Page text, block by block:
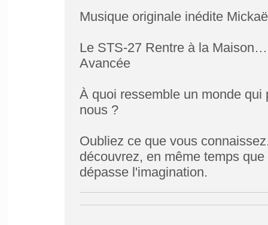
Musique originale inédite
Le STS-27 Rentre à la
Avancée
À quoi ressemble un monde
nous ?
Oubliez ce que vous
découvrez, en même temps
dépasse l'imagination.